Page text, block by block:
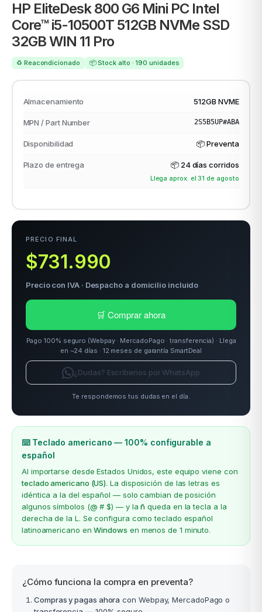
ASUS
HP EliteDesk 800 G6 Mini PC Intel
Core™ i5-10500T 512GB NVMe SSD
32GB WIN 11 Pro
♻️ Reacondicionado 📦 Stock alto · 190 unidades
Almacenamiento 512GB NVME
MPN / Part Number 2S5B5UP#ABA
Disponibilidad 📦 Preventa
Plazo de entrega 📦 24 días corridos
Llega aprox. el 31 de agosto
PRECIO FINAL
$731.990
Precio con IVA · Despacho a domicilio incluido
🛒 Comprar ahora
Pago 100% seguro (Webpay · MercadoPago · transferencia) · Llega
en ~24 días · 12 meses de garantía SmartDeal
¿Dudas? Escríbenos por WhatsApp
Te respondemos tus dudas en el día.
⌨️ Teclado americano — 100% configurable a
español
Al importarse desde Estados Unidos, este equipo viene con
teclado americano (US). La disposición de las letras es
idéntica a la del español — solo cambian de posición
algunos símbolos (@ # $) — y lañ queda en la tecla a la
derecha de la L. Se configura como teclado español
latinoamericano enWindows en menos de 1 minuto.
¿Cómo funciona la compra en preventa?
Compras y pagas ahora con Webpay, MercadoPago o